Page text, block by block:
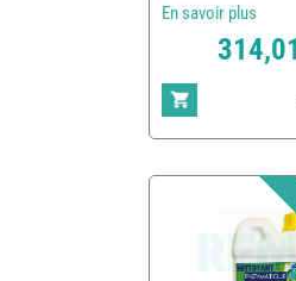
En savoir plus